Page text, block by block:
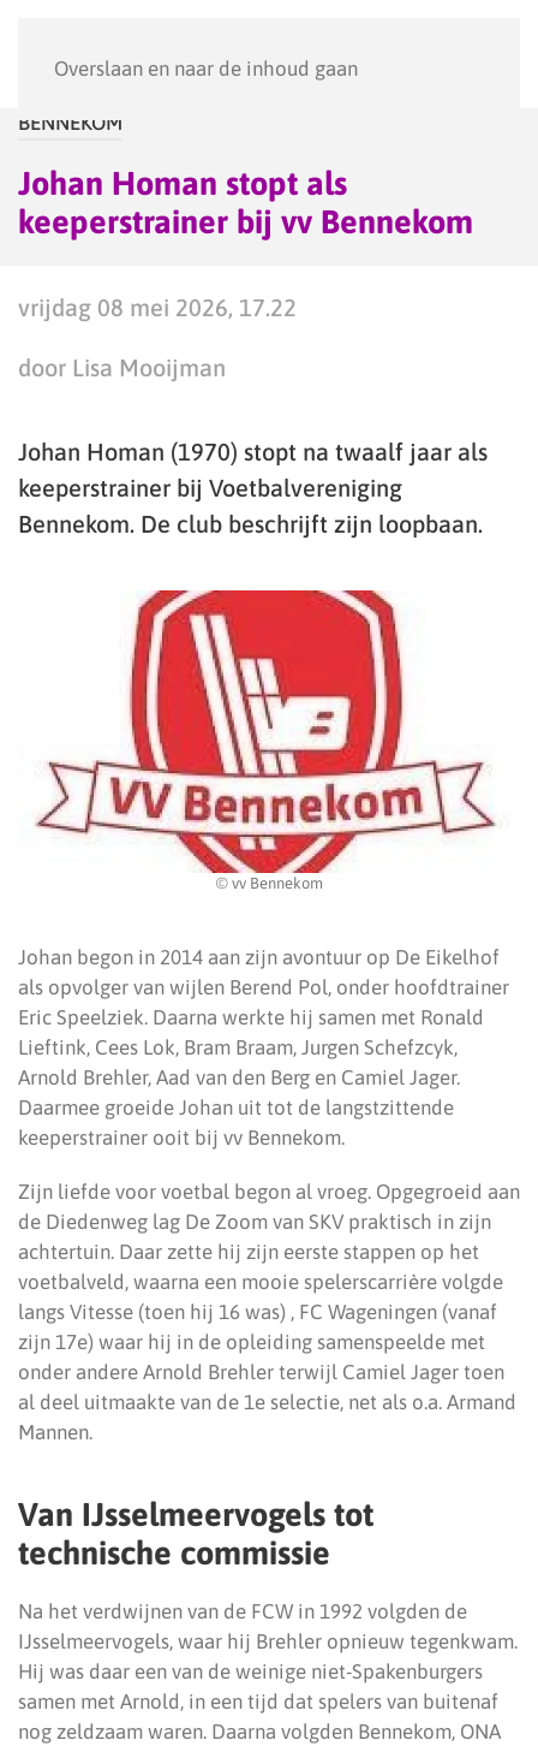
Overslaan en naar de inhoud gaan
BENNEKOM
Johan Homan stopt als
keeperstrainer bij vv Bennekom
vrijdag 08 mei 2026, 17.22
door Lisa Mooijman
Johan Homan (1970) stopt na twaalf jaar als
keeperstrainer bij Voetbalvereniging
Bennekom. De club beschrijft zijn loopbaan.
© vv Bennekom
Johan begon in 2014 aan zijn avontuur op De Eikelhof
als opvolger van wijlen Berend Pol, onder hoofdtrainer
Eric Speelziek. Daarna werkte hij samen met Ronald
Lieftink, Cees Lok, Bram Braam, Jurgen Schefzcyk,
Arnold Brehler, Aad van den Berg en Camiel Jager.
Daarmee groeide Johan uit tot de langstzittende
keeperstrainer ooit bij vv Bennekom.
Zijn liefde voor voetbal begon al vroeg. Opgegroeid aan
de Diedenweg lag De Zoom van SKV praktisch in zijn
achtertuin. Daar zette hij zijn eerste stappen op het
voetbalveld, waarna een mooie spelerscarrière volgde
langs Vitesse (toen hij 16 was) , FC Wageningen (vanaf
zijn 17e) waar hij in de opleiding samenspeelde met
onder andere Arnold Brehler terwijl Camiel Jager toen
al deel uitmaakte van de 1e selectie, net als o.a. Armand
Mannen.
Van IJsselmeervogels tot
technische commissie
Na het verdwijnen van de FCW in 1992 volgden de
IJsselmeervogels, waar hij Brehler opnieuw tegenkwam.
Hij was daar een van de weinige niet-Spakenburgers
samen met Arnold, in een tijd dat spelers van buitenaf
nog zeldzaam waren. Daarna volgden Bennekom, ONA